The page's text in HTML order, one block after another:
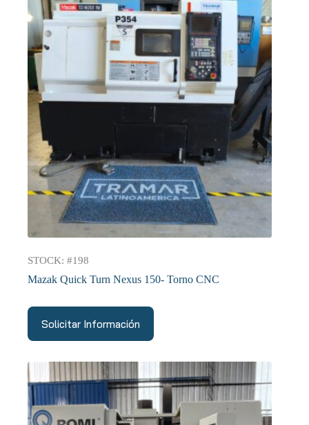
STOCK: #198
Mazak Quick Turn Nexus 150- Torno CNC
Solicitar Información